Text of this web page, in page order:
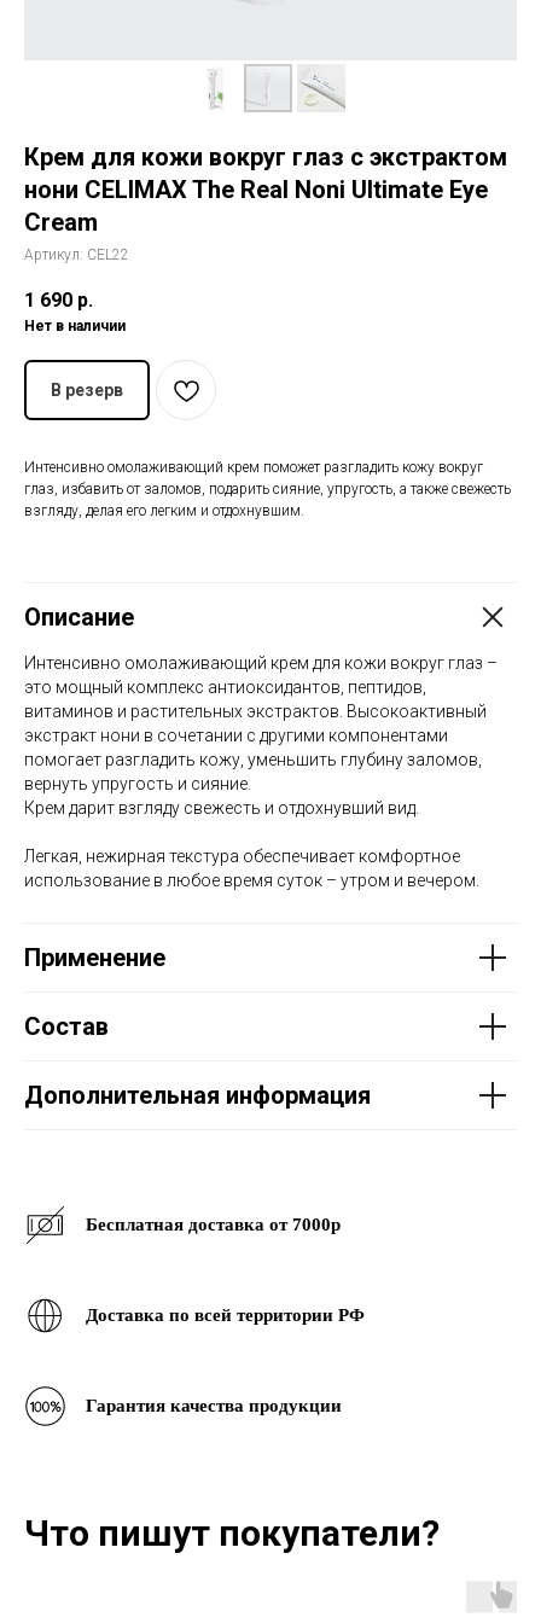
Крем для кожи вокруг глаз с экстрактом
нони CELIMAX The Real Noni Ultimate Eye
Cream
Артикул: CEL22
1 690 р.
Нет в наличии
В резерв
Интенсивно омолаживающий крем поможет разгладить кожу вокруг
глаз, избавить от заломов, подарить сияние, упругость, а также свежесть
взгляду, делая его легким и отдохнувшим.
Описание
Интенсивно омолаживающий крем для кожи вокруг глаз –
это мощный комплекс антиоксидантов, пептидов,
витаминов и растительных экстрактов. Высокоактивный
экстракт нони в сочетании с другими компонентами
помогает разгладить кожу, уменьшить глубину заломов,
вернуть упругость и сияние.
Крем дарит взгляду свежесть и отдохнувший вид.
Легкая, нежирная текстура обеспечивает комфортное
использование в любое время суток – утром и вечером.
Применение
Состав
Дополнительная информация
Бесплатная доставка от 7000р
Доставка по всей территории РФ
Гарантия качества продукции
Что пишут покупатели?
Блог
Контакты